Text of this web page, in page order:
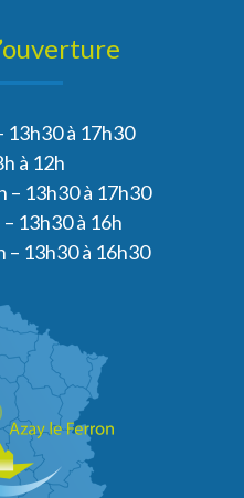
13h30 à 17h30
à 12h
– 13h30 à 17h30
13h30 à 16h
– 13h30 à 16h30